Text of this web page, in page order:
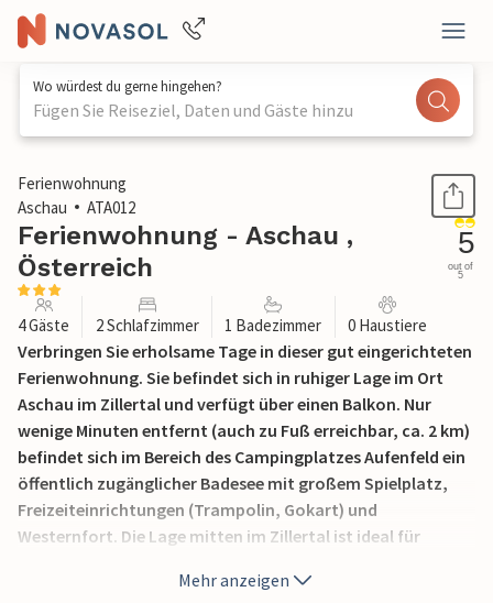
Wo würdest du gerne hingehen?
Fügen Sie Reiseziel, Daten und Gäste hinzu
1 / 14
Ferienwohnung
Aschau
ATA012
Ferienwohnung - Aschau ,
Österreich
5
out of
5
4 Gäste 2 Schlafzimmer 1 Badezimmer 0 Haustiere
Verbringen Sie erholsame Tage in dieser gut eingerichteten
Ferienwohnung. Sie befindet sich in ruhiger Lage im Ort
Aschau im Zillertal und verfügt über einen Balkon. Nur
wenige Minuten entfernt (auch zu Fuß erreichbar, ca. 2 km)
befindet sich im Bereich des Campingplatzes Aufenfeld ein
öffentlich zugänglicher Badesee mit großem Spielplatz,
Freizeiteinrichtungen (Trampolin, Gokart) und
Westernfort. Die Lage mitten im Zillertal ist ideal für
im Zillertal angesagt, auch eine Fahrt mit der Zillertalbahn,
Mehr anzeigen